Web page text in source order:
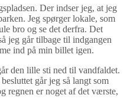
Der indser jeg, at jeg
Jeg spørger lokale, som
bro og se det derfra. Det
jeg går tilbage til indgangen
ind på min billet igen.
den lille sti ned til vandfaldet.
går jeg så langt som
regnen er noget af det værste,